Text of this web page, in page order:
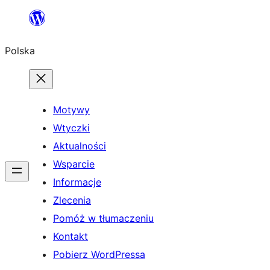
Przejdź
treści
Polska
Motywy
Wtyczki
Aktualności
Wsparcie
Informacje
Zlecenia
Pomóż w tłumaczeniu
Kontakt
Pobierz WordPressa